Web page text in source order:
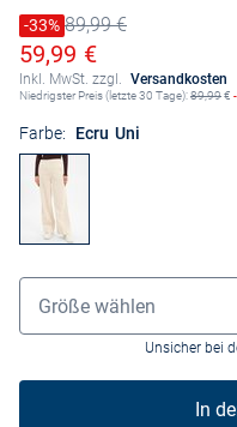
Preis reduziert um
-33%
Alter Preis89,99 €
Ermäßigter Preis
59,99 €
Inkl. MwSt. zzgl. Versandkosten
Niedrigster Preis (letzte 30 Tage):89,99€
Farbe: Ecru Uni
Größenauswahl
Größe wählen
Unsicher bei
In